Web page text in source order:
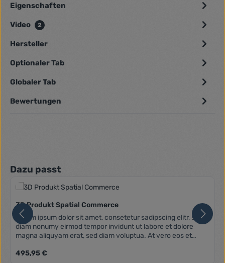
Eigenschaften
Video 2
Hersteller
Optionaler Tab
Globaler Tab
Bewertungen
Produktgalerie überspringen
Dazu passt
3D Produkt Spatial Commerce
Lorem ipsum dolor sit amet, consetetur sadipscing elitr, sed
diam nonumy eirmod tempor invidunt ut labore et dolore
magna aliquyam erat, sed diam voluptua. At vero eos et
gubergren, no sea takimata sanctus est Lorem ipsum dolor
Regulärer Preis:
495,95 €